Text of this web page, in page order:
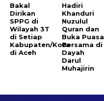
Bakal
Dirikan
SPPG di
Wilayah 3T
di Setiap
Kabupaten/Kota
di Aceh
Hadiri
Khanduri
Nuzulul
Quran dan
Buka Puasa
Bersama di
Dayah
Darul
Muhajirin